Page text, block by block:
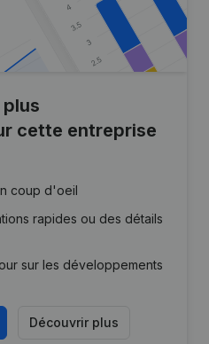
cette entreprise
coup d'oeil
rapides ou des détails
sur les développements
Découvrir plus